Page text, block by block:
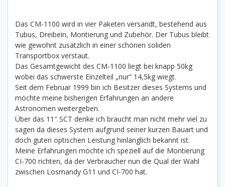
Das CM-1100 wird in vier Paketen versandt, bestehend aus
Tubus, Dreibein, Montierung und Zubehör. Der Tubus bleibt
wie gewohnt zusätzlich in einer schönen soliden
Transportbox verstaut.
Das Gesamtgewicht des CM-1100 liegt bei knapp 50kg
wobei das schwerste Einzelteil „nur“ 14,5kg wiegt.
Seit dem Februar 1999 bin ich Besitzer dieses Systems und
möchte meine bisherigen Erfahrungen an andere
Astronomen weitergeben.
Über das 11″ SCT denke ich braucht man nicht mehr viel zu
sagen da dieses System aufgrund seiner kurzen Bauart und
doch guten optischen Leistung hinlänglich bekannt ist.
Meine Erfahrungen möchte ich speziell auf die Montierung
CI-700 richten, da der Verbraucher nun die Qual der Wahl
zwischen Losmandy G11 und CI-700 hat.